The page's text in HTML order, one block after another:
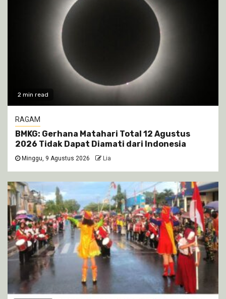
2 min read
RAGAM
BMKG: Gerhana Matahari Total 12 Agustus
2026 Tidak Dapat Diamati dari Indonesia
Minggu, 9 Agustus 2026 Lia